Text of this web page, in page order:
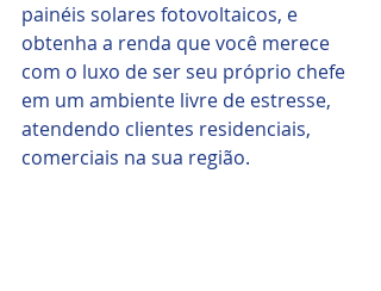
painéis solares fotovoltaicos, e
obtenha a renda que você merece
com o luxo de ser seu próprio chefe
em um ambiente livre de estresse,
atendendo clientes residenciais,
comerciais na sua região.